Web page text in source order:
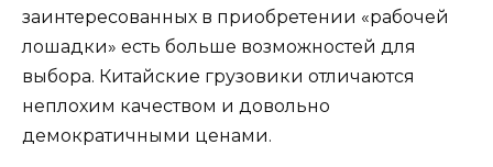
заинтересованных в приобретении «рабочей
лошадки» есть больше возможностей для
выбора. Китайские грузовики отличаются
неплохим качеством и довольно
демократичными ценами.